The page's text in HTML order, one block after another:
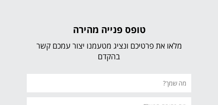
טופס פנייה מהירה
מלאו את פרטיכם ונציג מטעמנו יצור עמכם קשר
בהקדם